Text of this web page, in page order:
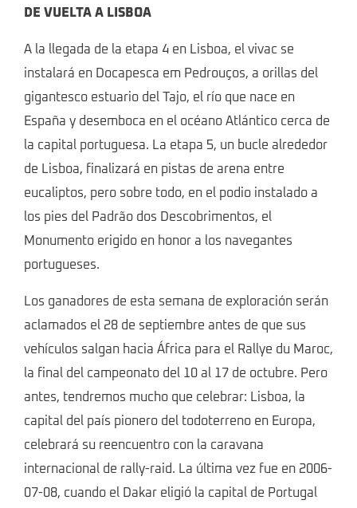
DE VUELTA A LISBOA
A la llegada de la etapa 4 en Lisboa, el vivac se
instalará en Docapesca em Pedrouços, a orillas del
gigantesco estuario del Tajo, el río que nace en
España y desemboca en el océano Atlántico cerca de
la capital portuguesa. La etapa 5, un bucle alrededor
de Lisboa, finalizará en pistas de arena entre
eucaliptos, pero sobre todo, en el podio instalado a
los pies del Padrão dos Descobrimentos, el
Monumento erigido en honor a los navegantes
portugueses.
Los ganadores de esta semana de exploración serán
aclamados el 28 de septiembre antes de que sus
vehículos salgan hacia África para el Rallye du Maroc,
la final del campeonato del 10 al 17 de octubre. Pero
antes, tendremos mucho que celebrar: Lisboa, la
capital del país pionero del todoterreno en Europa,
celebrará su reencuentro con la caravana
internacional de rally-raid. La última vez fue en 2006-
07-08, cuando el Dakar eligió la capital de Portugal